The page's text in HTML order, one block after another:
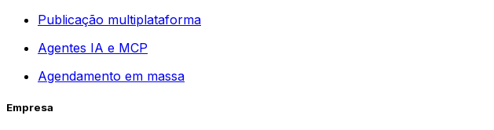
Publicação multiplataforma
Agentes IA e MCP
Agendamento em massa
Empresa